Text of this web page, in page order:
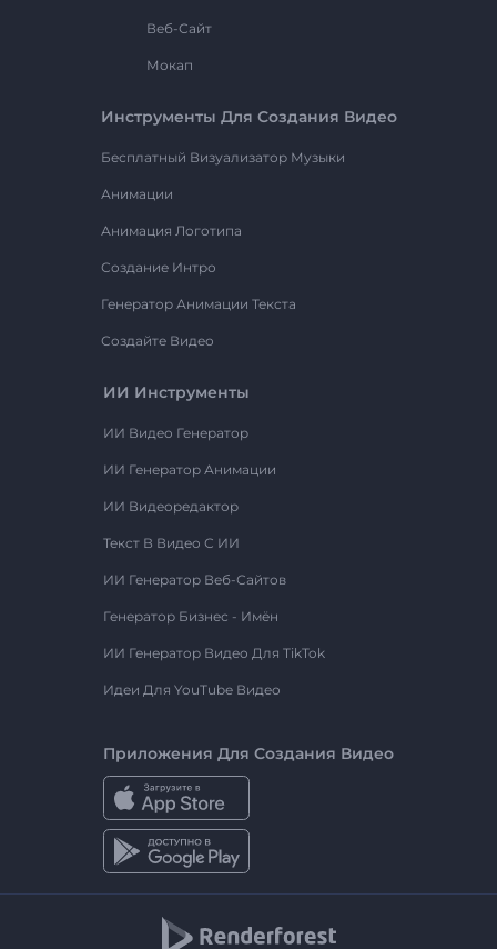
Веб-Сайт
Мокап
Инструменты Для Создания Видео
Бесплатный Визуализатор Музыки
Анимации
Анимация Логотипа
Создание Интро
Генератор Анимации Текста
Создайте Видео
ИИ Инструменты
ИИ Видео Генератор
ИИ Генератор Анимации
ИИ Видеоредактор
Текст В Видео С ИИ
ИИ Генератор Веб-Сайтов
Генератор Бизнес - Имён
ИИ Генератор Видео Для TikTok
Идеи Для YouTube Видео
Приложения Для Создания Видео